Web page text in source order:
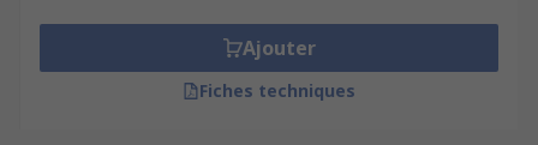
Ajouter
Fiches techniques